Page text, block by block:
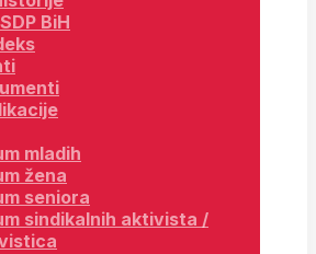
BiH
mladih
žena
seniora
sindikalnih aktivista /